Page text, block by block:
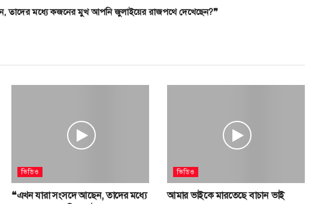
তাদের মধ্যে কজনের মুখ আপনি জুলাইয়ের রাজপথে দেখেছেন?❞
ভিডিও
❝এখন যারা সংসদে আছেন, তাদের মধ্যে
ভিডিও
আমার ভাইকে মারতেছে বাচান ভাই